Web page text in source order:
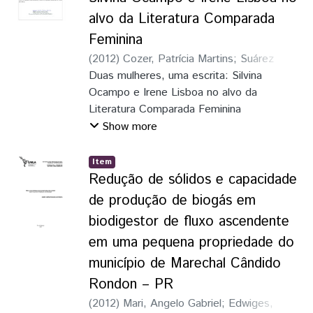
violencia se instaura como aspecto
mediante el cual estos individuos
manifiestan su
condición más franca, mientras deambulan
por las dimensiones de esta tradición
literaria que se encuentra muy ligada al
dolor y la muerte
ciudad de origen, las cuales aun se
encuentran engranadas a ejercicios
coloniales históricos reproducidos tanto por
instituciones locales como por actos
individuales, todo esto en una región
donde aún viven formas de ser que no se
desvinculan de nuestras ancestralidades
andinas.
alvo da Literatura Comparada
Feminina
(2012) Cozer, Patrícia Martins; Suárez
Cruz, Clara Angélica Agustina
Duas mulheres, uma escrita: Silvina
Ocampo e Irene Lisboa no alvo da
Literatura Comparada Feminina
Show more
Item
Redução de sólidos e capacidade
de produção de biogás em
biodigestor de fluxo ascendente
em uma pequena propriedade do
município de Marechal Cândido
Rondon – PR
(2012) Mari, Angelo Gabriel; Edwiges,